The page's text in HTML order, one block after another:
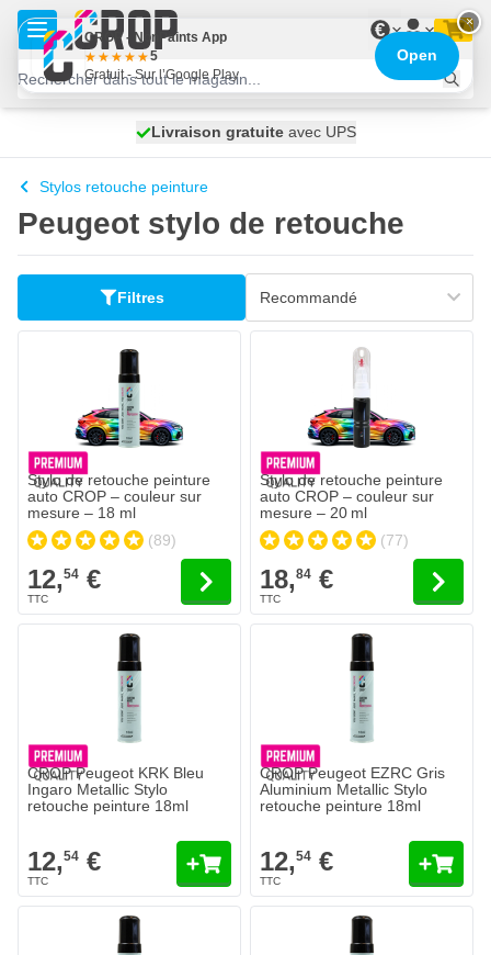
Aller au contenu
€
expédié aujourd'hui
Livraison gratuiteavec UPS
100 jours
Stylos retouche peinture
Peugeot stylo de retouche
Filtres
Stylo de retouche peinture
auto CROP – couleur sur
mesure – 18 ml
(89)
12,54 €
Stylo de retouche peinture
auto CROP – couleur sur
mesure – 20 ml
(77)
18,84 €
CROP Peugeot KRK Bleu
Ingaro Metallic Stylo
retouche peinture 18ml
12,54 €
CROP Peugeot EZRC Gris
Aluminium Metallic Stylo
retouche peinture 18ml
12,54 €
×
CROP - NonPaints App
5
Gratuit - Sur l’Google Play
Open